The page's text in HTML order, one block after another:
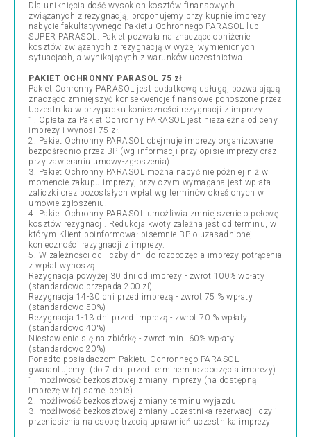
Dla uniknięcia dość wysokich kosztów finansowych
związanych z rezygnacją, proponujemy przy kupnie imprezy
nabycie fakultatywnego Pakietu Ochronnego PARASOL lub
SUPER PARASOL. Pakiet pozwala na znaczące obniżenie
kosztów związanych z rezygnacją w wyżej wymienionych
sytuacjach, a wynikających z warunków uczestnictwa.
PAKIET OCHRONNY PARASOL 75 zł
Pakiet Ochronny PARASOL jest dodatkową usługą, pozwalającą
znacząco zmniejszyć konsekwencje finansowe ponoszone przez
Uczestnika w przypadku konieczności rezygnacji z imprezy.
1. Opłata za Pakiet Ochronny PARASOL jest niezależna od ceny
imprezy i wynosi 75 zł.
2. Pakiet Ochronny PARASOL obejmuje imprezy organizowane
bezpośrednio przez BP (wg informacji przy opisie imprezy oraz
przy zawieraniu umowy-zgłoszenia).
3. Pakiet Ochronny PARASOL można nabyć nie później niż w
momencie zakupu imprezy, przy czym wymagana jest wpłata
zaliczki oraz pozostałych wpłat wg terminów określonych w
umowie-zgłoszeniu.
4. Pakiet Ochronny PARASOL umożliwia zmniejszenie o połowę
kosztów rezygnacji. Redukcja kwoty zależna jest od terminu, w
którym Klient poinformował pisemnie BP o uzasadnionej
konieczności rezygnacji z imprezy.
5. W zależności od liczby dni do rozpoczęcia imprezy potrącenia
z wpłat wynoszą:
Rezygnacja powyżej 30 dni od imprezy - zwrot 100% wpłaty
(standardowo przepada 200 zł)
Rezygnacja 14-30 dni przed imprezą - zwrot 75 % wpłaty
(standardowo 50%)
Rezygnacja 1-13 dni przed imprezą - zwrot 70 % wpłaty
(standardowo 40%)
Niestawienie się na zbiórkę - zwrot min. 60% wpłaty
(standardowo 20%)
Ponadto posiadaczom Pakietu Ochronnego PARASOL
gwarantujemy: (do 7 dni przed terminem rozpoczęcia imprezy)
1. możliwość bezkosztowej zmiany imprezy (na dostępną
imprezę w tej samej cenie)
2. możliwość bezkosztowej zmiany terminu wyjazdu
3. możliwość bezkosztowej zmiany uczestnika rezerwacji, czyli
przeniesienia na osobę trzecią uprawnień uczestnika imprezy